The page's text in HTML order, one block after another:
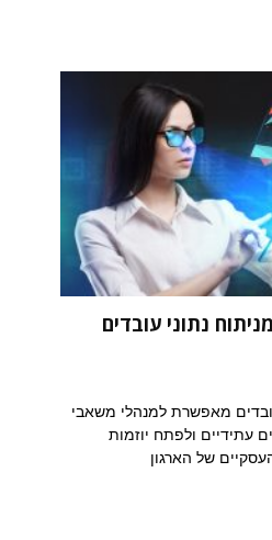
נתוני עובדים
מאפשרת למנהלי משאבי
עתידיים ולפתח יוזמות
של הארגון